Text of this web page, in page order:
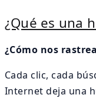
¿Qué es una
¿Cómo nos
Cada clic, cada
Internet deja una